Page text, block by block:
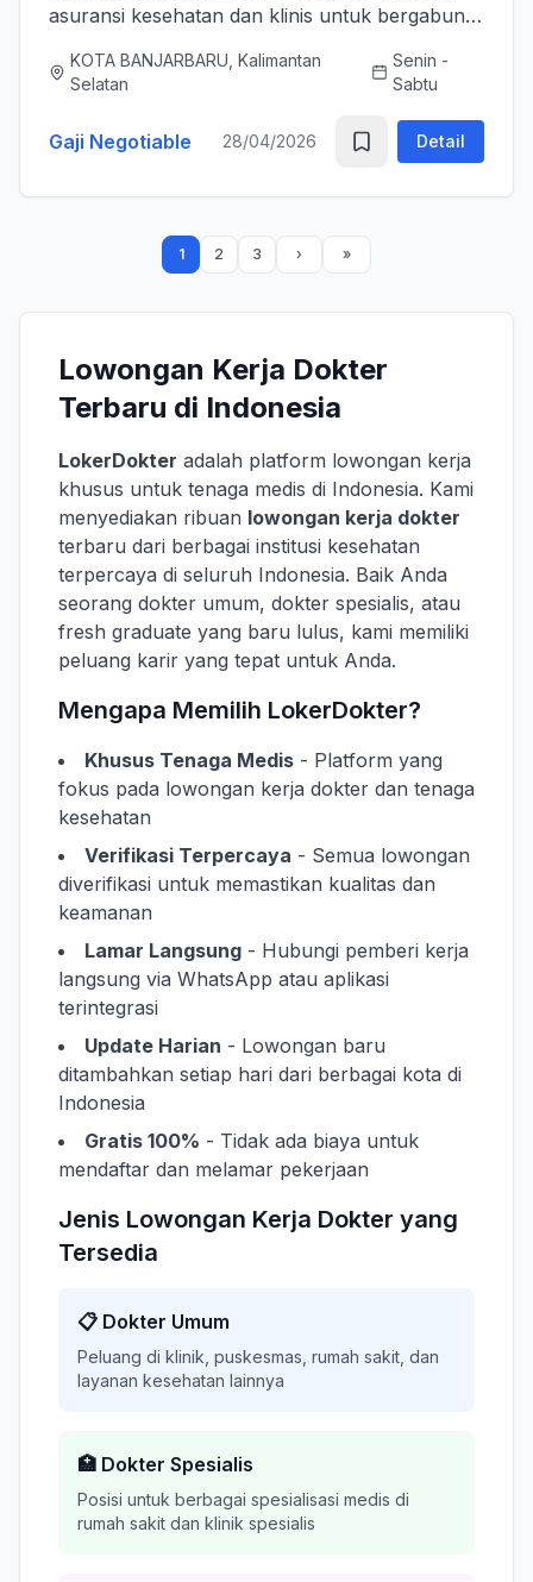
asuransi kesehatan dan klinis untuk bergabung
(Senior Officer) untuk memperkuat layanan
KOTA BANJARBARU, Kalimantan
Selatan
Senin -
Sabtu
Gaji Negotiable 28/04/2026 Detail
1 2 3
Lowongan Kerja Dokter
Terbaru di Indonesia
LokerDokter adalah platform lowongan kerja
khusus untuk tenaga medis di Indonesia. Kami
menyediakan ribuan lowongan kerja dokter
terbaru dari berbagai institusi kesehatan
terpercaya di seluruh Indonesia. Baik Anda
seorang dokter umum, dokter spesialis, atau
fresh graduate yang baru lulus, kami memiliki
peluang karir yang tepat untuk Anda.
Mengapa Memilih LokerDokter?
Khusus Tenaga Medis - Platform yang
fokus pada lowongan kerja dokter dan tenaga
kesehatan
Verifikasi Terpercaya - Semua lowongan
diverifikasi untuk memastikan kualitas dan
keamanan
Lamar Langsung - Hubungi pemberi kerja
langsung via WhatsApp atau aplikasi
terintegrasi
Update Harian - Lowongan baru
ditambahkan setiap hari dari berbagai kota di
Indonesia
Gratis 100% - Tidak ada biaya untuk
mendaftar dan melamar pekerjaan
Jenis Lowongan Kerja Dokter yang
Tersedia
📋 Dokter Umum
Peluang di klinik, puskesmas, rumah sakit, dan
layanan kesehatan lainnya
🏥 Dokter Spesialis
Posisi untuk berbagai spesialisasi medis di
rumah sakit dan klinik spesialis